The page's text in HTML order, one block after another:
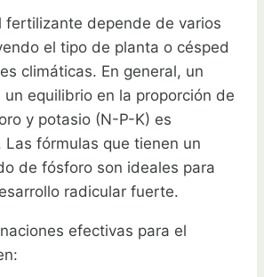
fertilizante depende de varios
el tipo de planta o césped
climáticas. En general, un
equilibrio en la proporción de
y potasio (N-P-K) es
Las fórmulas que tienen un
de fósforo son ideales para
radicular fuerte.
efectivas para el